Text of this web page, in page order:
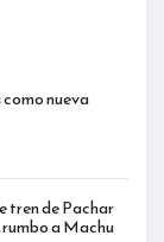
nueva
tren de Pachar
a Machu